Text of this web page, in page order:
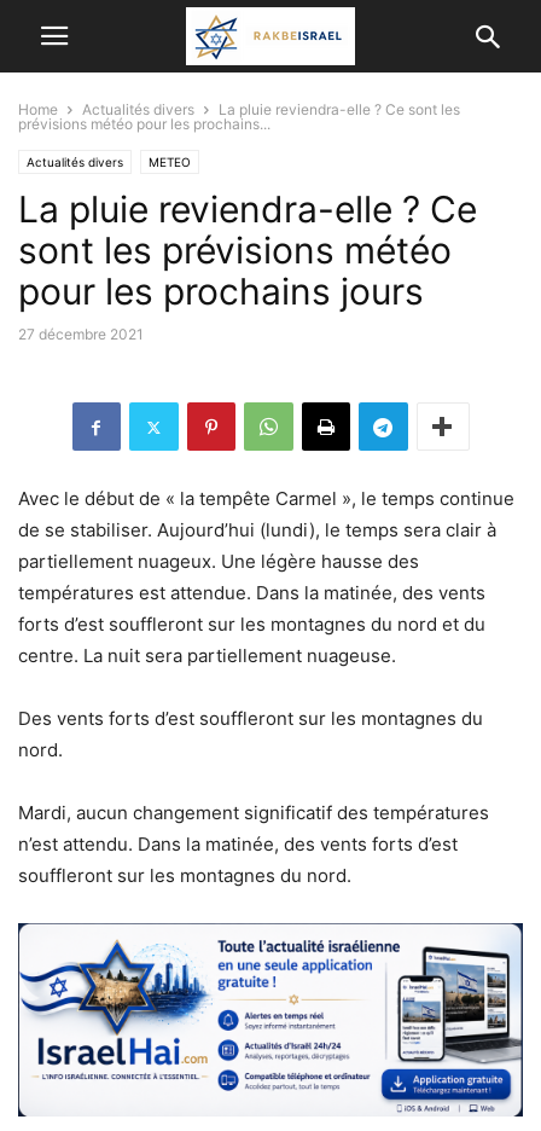
Home Actualités divers
La pluie reviendra-elle ? Ce sont les
prévisions météo pour les prochains...
Actualités divers METEO
La pluie reviendra-elle ? Ce
sont les prévisions météo
pour les prochains jours
27 décembre 2021
Avec le début de « la tempête Carmel », le temps continue
de se stabiliser. Aujourd’hui (lundi), le temps sera clair à
partiellement nuageux. Une légère hausse des
températures est attendue. Dans la matinée, des vents
forts d’est souffleront sur les montagnes du nord et du
centre. La nuit sera partiellement nuageuse.
Des vents forts d’est souffleront sur les montagnes du
nord.
Mardi, aucun changement significatif des températures
n’est attendu. Dans la matinée, des vents forts d’est
souffleront sur les montagnes du nord.